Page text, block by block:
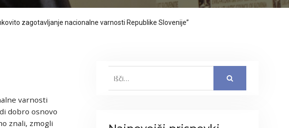
zagotavljanje nacionalne varnosti Republike Slovenije”
varnosti
dobro osnovo
znali, zmogli